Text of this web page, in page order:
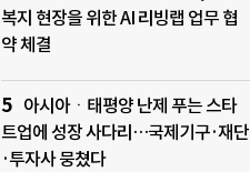
복지 현장을 위한 AI 리빙랩 업무 협
약 체결
아시아ㆍ태평양 난제 푸는 스타
트업에 성장 사다리…국제기구·재단
·투자사 뭉쳤다